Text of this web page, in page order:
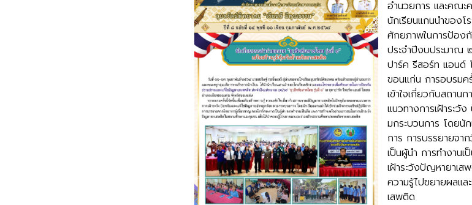
อำนวยการ และคณะ
นักเรียนแกนนำของโ
ศักยภาพในการป้อง
ประจำปีงบประมาณ
ปาร์ค รีสอร์ท แอนด์
ขอนแก่น การอบรมค
เข้าใจเกี่ยวกับสถา
แนวทางการเฝ้าระ
มกระบวนการ โดยนั
การ การบรรยายจา
เป็นผู้นำ การทำงานเ
เฝ้าระวังปัญหายาเส
ความรู้ไปขยายผลแ
เสพติด